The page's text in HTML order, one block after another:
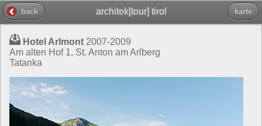
back architek[tour] tirol karte
Hotel Arlmont 2007-2009
Am alten Hof 1, St. Anton am Arlberg
Tatanka